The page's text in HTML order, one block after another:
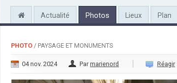
Actualité Photos Lieux Plan
PHOTO / PAYSAGE ET MONUMENTS
04 nov. 2024 Par marienord Réagir